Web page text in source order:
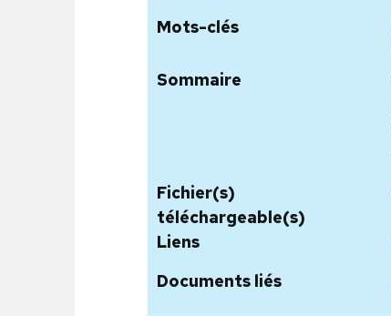
Mots-clés
Sommaire
Fichier(s)
téléchargeable(s)
Liens
Documents liés